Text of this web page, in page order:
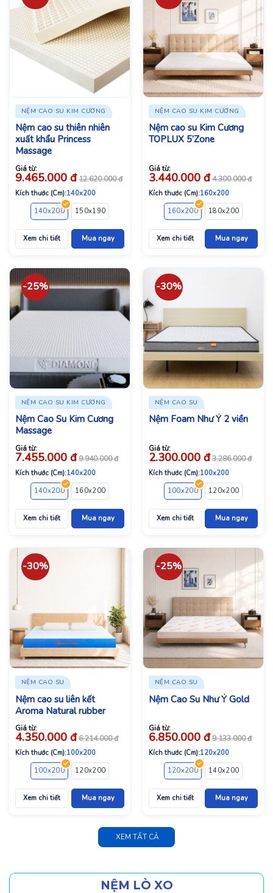
NỆM CAO SU KIM CƯƠNG
Nệm cao su thiên nhiên
xuất khẩu Princess
Massage
Giá từ:
9.465.000 đ 12.620.000đ
Kích thước (Cm):140x200
140x200
150x190 180x200 220x200
Xem chi tiết Mua ngay
NỆM CAO SU KIM CƯƠNG
Nệm cao su Kim Cương
TOPLUX 5’Zone
Giá từ:
3.440.000 đ 4.300.000đ
Kích thước (Cm):160x200
160x200
180x200
Xem chi tiết Mua ngay
-25%
NỆM CAO SU KIM CƯƠNG
Nệm Cao Su Kim Cương
Massage
Giá từ:
7.455.000 đ 9.940.000đ
Kích thước (Cm):140x200
140x200
160x200
Xem chi tiết Mua ngay
-30%
NỆM CAO SU
Nệm Foam Như Ý 2 viền
Giá từ:
2.300.000 đ 3.286.000đ
Kích thước (Cm):100x200
100x200
120x200
Xem chi tiết Mua ngay
-30%
NỆM CAO SU
Nệm cao su liên kết
Aroma Natural rubber
Giá từ:
4.350.000 đ 6.214.000đ
Kích thước (Cm):100x200
100x200
120x200 160x200 180x200
Xem chi tiết Mua ngay
-25%
NỆM CAO SU
Nệm Cao Su Như Ý Gold
Giá từ:
6.850.000 đ 9.133.000đ
Kích thước (Cm):120x200
120x200
140x200
Xem chi tiết Mua ngay
XEM TẤT CẢ
NỆM LÒ XO